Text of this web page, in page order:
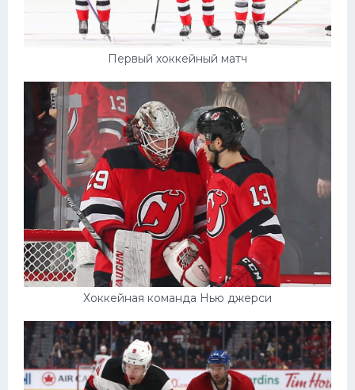
Первый хоккейный матч
Хоккейная команда Нью джерси